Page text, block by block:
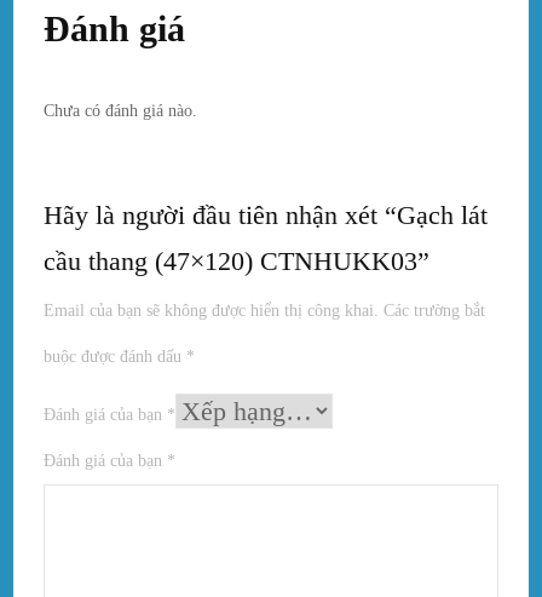
Đánh giá
Chưa có đánh giá nào.
Hãy là người đầu tiên nhận xét “Gạch lát
cầu thang (47×120) CTNHUKK03”
Email của bạn sẽ không được hiển thị công khai. Các trường bắt
buộc được đánh dấu *
Đánh giá của bạn *
Đánh giá của bạn *